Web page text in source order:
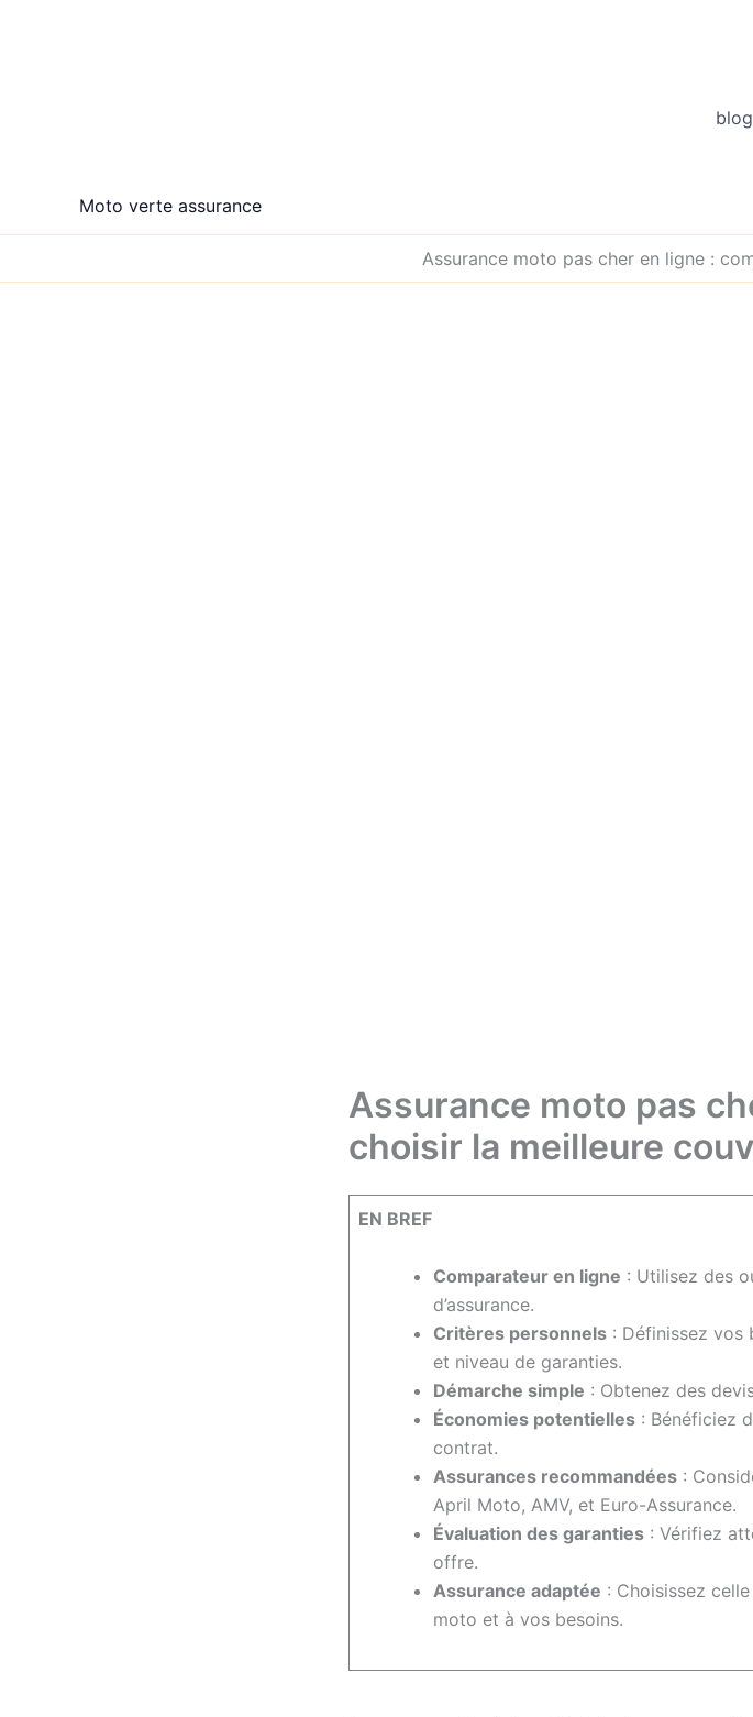
Moto verte assurance
blog
Assurance moto pas cher en ligne :
Assurance moto pas
choisir la meilleure
EN BREF
Comparateur en ligne : Utilisez des
d’assurance.
Critères personnels : Définissez
et niveau de garanties.
Démarche simple : Obtenez des
Économies potentielles : Bénéficiez
contrat.
Assurances recommandées :
April Moto, AMV, et Euro-Assurance.
Évaluation des garanties : Vérifiez
offre.
Assurance adaptée : Choisissez
moto et à vos besoins.